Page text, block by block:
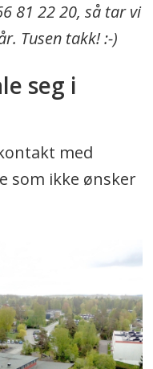
81 22 20, så tar vi
Tusen takk! :-)
seg i
med
som ikke ønsker